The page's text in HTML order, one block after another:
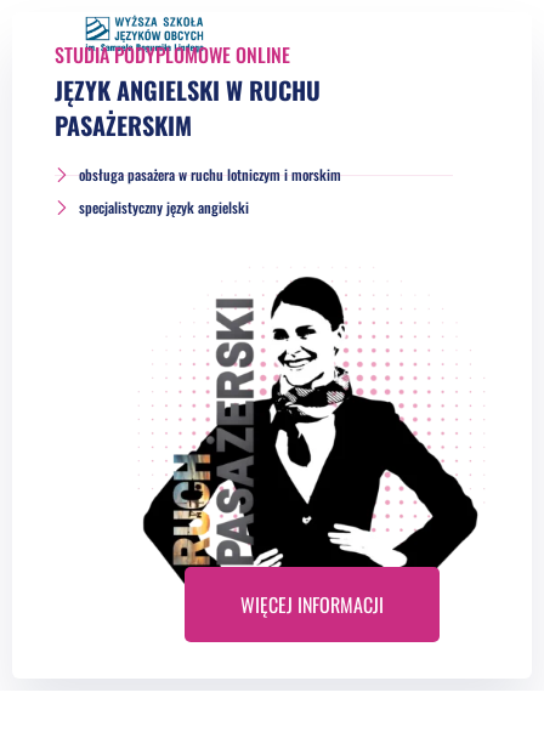
STUDIA PODYPLOMOWE ONLINE
JĘZYK ANGIELSKI W RUCHU
PASAŻERSKIM
obsługa pasażera w ruchu lotniczym i morskim
specjalistyczny język angielski
WIĘCEJ INFORMACJI